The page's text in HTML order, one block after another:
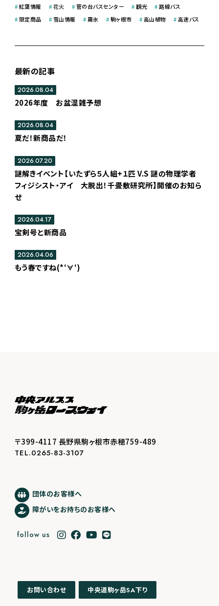
#紅葉情報 #花火 #菅の台バスセンター # 観光 #路線バス
# 限定商品 # 雪山情報 #霧氷 #駒ヶ根市 #高山植物 #高速バス
最新の記事
2026年度 お盆混雑予想
2026.08.04
夏だ！新商品だ！
2026.08.04
謎解きイベント【いたずら５人組+１匹 V.S 謎の物理学者
フィジシスト・アイ 大脱出！千畳敷研究所】開催のお知ら
せ
2026.07.20
宝剣号と新商品
2026.04.17
もう春ですね(*‘∀‘)
2026.04.06
〒399-4117 長野県駒ヶ根市赤穂759-489
TEL.0265-83-3107
団体のお客様へ
障がいをお持ちのお客様へ
follow us
お問い合わせ 中央道駒ヶ岳SA下り